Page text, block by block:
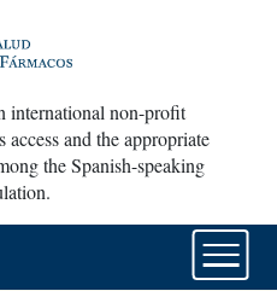
international non-profit
and the appropriate
the Spanish-speaking